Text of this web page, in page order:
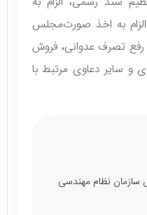
به اخذ صورت‌مجلس
رفع تصرف عدوانی، فروش
و سایر دعاوی مرتبط با
نظام مهندسی